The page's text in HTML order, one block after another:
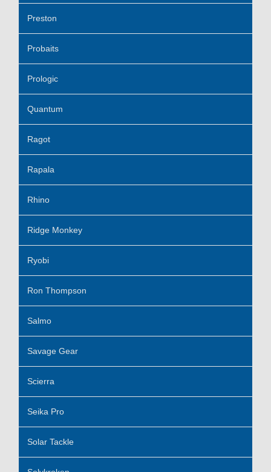
Preston
Probaits
Prologic
Quantum
Ragot
Rapala
Rhino
Ridge Monkey
Ryobi
Ron Thompson
Salmo
Savage Gear
Scierra
Seika Pro
Solar Tackle